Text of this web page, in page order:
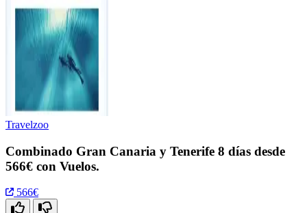
Travelzoo
Combinado Gran Canaria y Tenerife 8 días desde
566€ con Vuelos.
566€